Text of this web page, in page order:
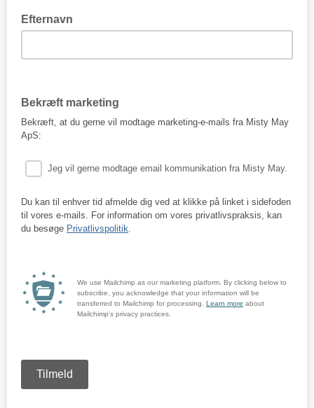
Efternavn
Bekræft marketing
Bekræft, at du gerne vil modtage marketing-e-mails fra Misty May
ApS:
Jeg vil gerne modtage email kommunikation fra Misty May.
Du kan til enhver tid afmelde dig ved at klikke på linket i sidefoden
til vores e-mails. For information om vores privatlivspraksis, kan
du besøge Privatlivspolitik.
We use Mailchimp as our marketing platform. By clicking below to
subscribe, you acknowledge that your information will be
transferred to Mailchimp for processing. Learn more about
Mailchimp's privacy practices.